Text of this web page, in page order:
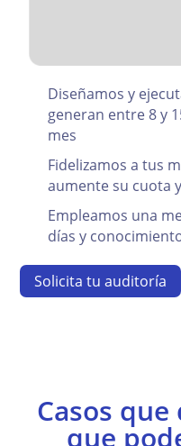
Diseñamos y
generan entre 8 y
mes
Fidelizamos a tus
aumente su cuota
Empleamos una
días y
Solicita tu auditoría
Casos
que